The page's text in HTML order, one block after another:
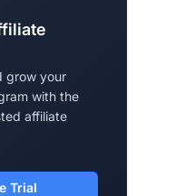
grow your
with the
affiliate
Trial